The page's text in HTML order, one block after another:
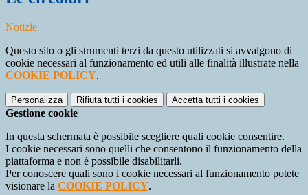
Notizie
Questo sito o gli strumenti terzi da questo utilizzati si avvalgono di
cookie necessari al funzionamento ed utili alle finalità illustrate nella
COOKIE POLICY.
Personalizza Rifiuta tutti i cookies Accetta tutti i cookies
Gestione cookie
In questa schermata è possibile scegliere quali cookie consentire.
I cookie necessari sono quelli che consentono il funzionamento della
piattaforma e non è possibile disabilitarli.
Per conoscere quali sono i cookie necessari al funzionamento potete
visionare la COOKIE POLICY.